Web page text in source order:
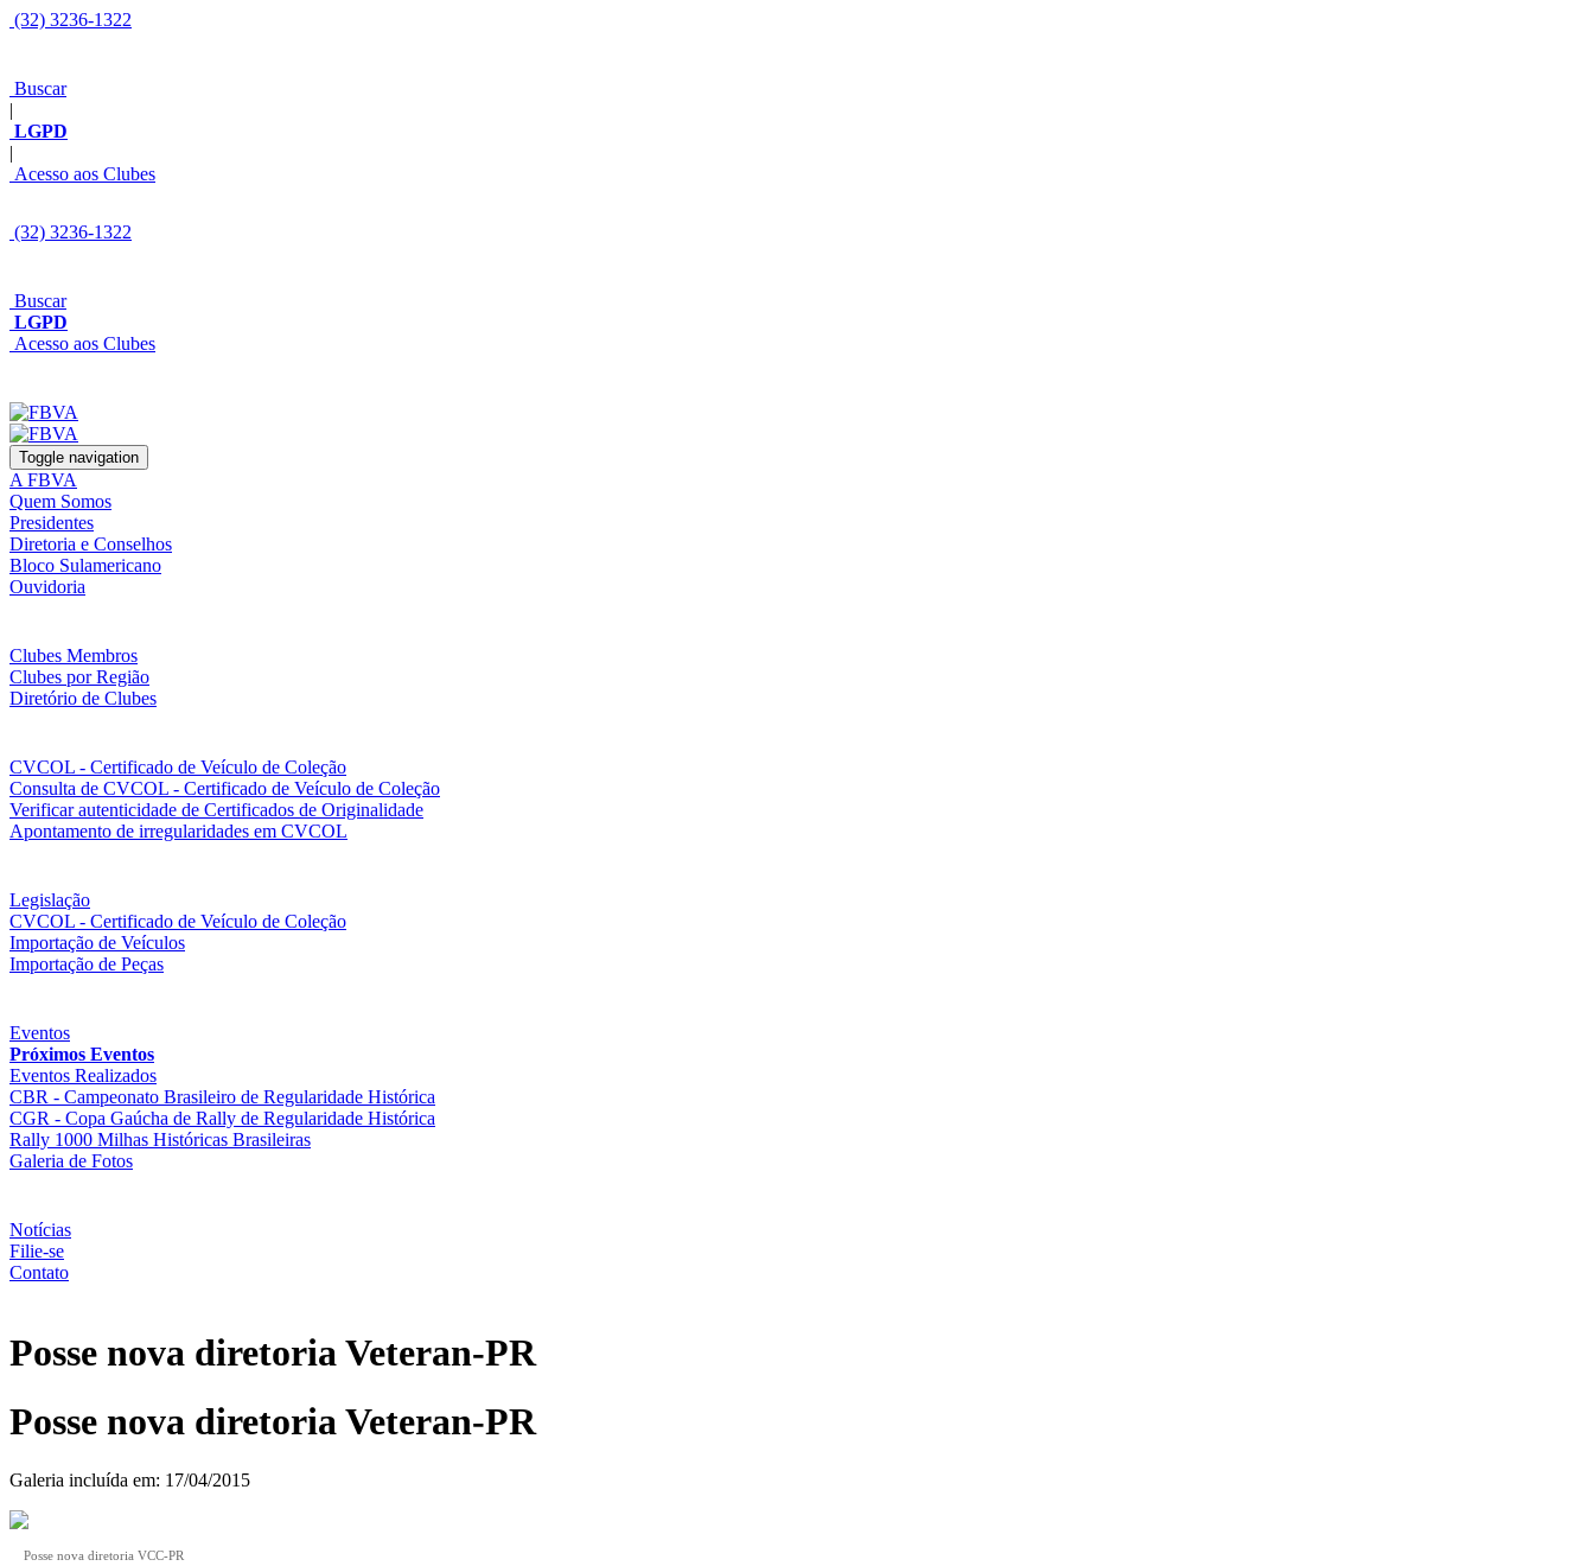
(32) 3236-1322
Buscar
|
LGPD
|
Acesso aos Clubes
(32) 3236-1322
Buscar
LGPD
Acesso aos Clubes
Toggle navigation
A FBVA
Quem Somos
Presidentes
Diretoria e Conselhos
Bloco Sulamericano
Ouvidoria
Clubes Membros
Clubes por Região
Diretório de Clubes
CVCOL - Certificado de Veículo de Coleção
Consulta de CVCOL - Certificado de Veículo de Coleção
Verificar autenticidade de Certificados de Originalidade
Apontamento de irregularidades em CVCOL
Legislação
CVCOL - Certificado de Veículo de Coleção
Importação de Veículos
Importação de Peças
Eventos
Próximos Eventos
Eventos Realizados
CBR - Campeonato Brasileiro de Regularidade Histórica
CGR - Copa Gaúcha de Rally de Regularidade Histórica
Rally 1000 Milhas Históricas Brasileiras
Galeria de Fotos
Notícias
Filie-se
Contato
Posse nova diretoria Veteran-PR
Posse nova diretoria Veteran-PR
Galeria incluída em: 17/04/2015
Posse nova diretoria VCC-PR